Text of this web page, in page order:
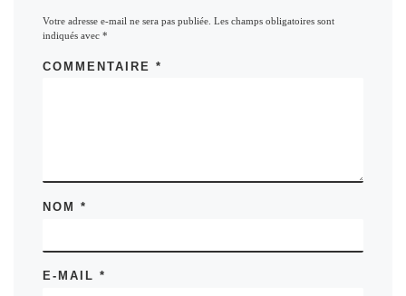
Votre adresse e-mail ne sera pas publiée. Les champs obligatoires sont
indiqués avec*
COMMENTAIRE*
NOM*
E-MAIL*